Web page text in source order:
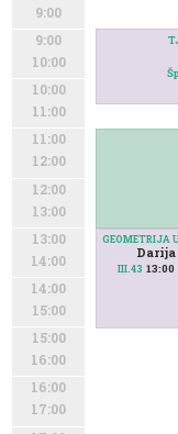
9:00
9:00
10:00
10:00
11:00
11:00
12:00
12:00
13:00
13:00
14:00
14:00
15:00
15:00
16:00
16:00
17:00
GEOMETRIJA
III.43 13:00